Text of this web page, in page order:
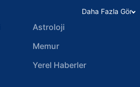
Daha Fazla Gör
Astroloji
Memur
Yerel Haberler